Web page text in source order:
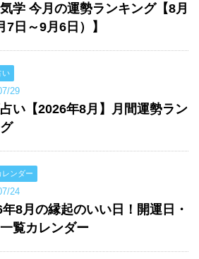
学 今月の運勢ランキング【8月
7日～9月6日）】
い
29
い【2026年8月】月間運勢ラン
レンダー
24
8月の縁起のいい日！開運日・
覧カレンダー